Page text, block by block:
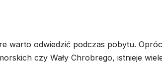
warto odwiedzić podczas pobytu.
czy Wały Chrobrego, istnieje